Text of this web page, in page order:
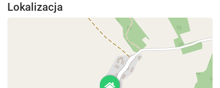
Lokalizacja